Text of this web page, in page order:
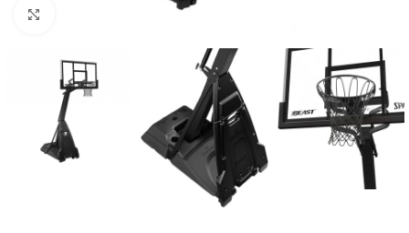
Suurendamiseks klõpsake